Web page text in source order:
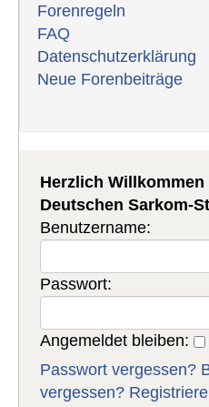
Forenregeln
FAQ
Datenschutzerklärung
Neue Forenbeiträge
Herzlich
Deutschen Sarkom-
Benutzername:
Passwort:
Angemeldet bleiben:
Passwort vergessen?
vergessen?